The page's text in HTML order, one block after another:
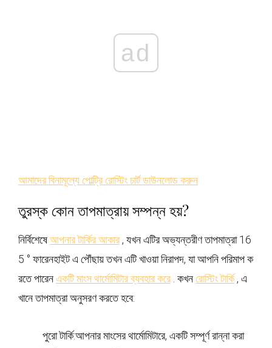
ad
আমাদের বিনামূল্যে পোল্ট্রি রোস্টিং চার্ট ডাউনলোড করুন
তুরস্ক কোন তাপমাত্রায় সম্পন্ন হয়?
নির্বিশেষেআপনার টার্কির আকার, যখন এটির অভ্যন্তরীণ তাপমাত্রা 16
5 ° ফারেনহাইট এ পৌঁছায় তখন এটি খাওয়া নিরাপদ, যা আপনি পরিমাপ ক
রতে পারেনএকটি মাংস থার্মোমিটার ব্যবহার করে . কখনরোস্টিং টার্কি, এ
খানে তাপমাত্রা অনুসরণ করতে হবে:
পুরো টার্কি:আপনার মাংসের থার্মোমিটারে, একটি সম্পূর্ণ রান্না করা